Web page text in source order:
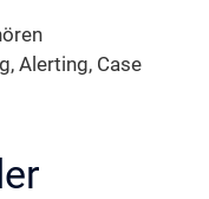
Alerting, Case